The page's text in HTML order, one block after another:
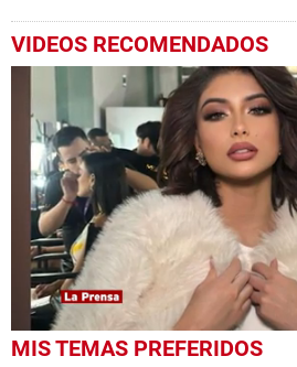
VIDEOS RECOMENDADOS
0
seconds
MIS TEMAS PREFERIDOS